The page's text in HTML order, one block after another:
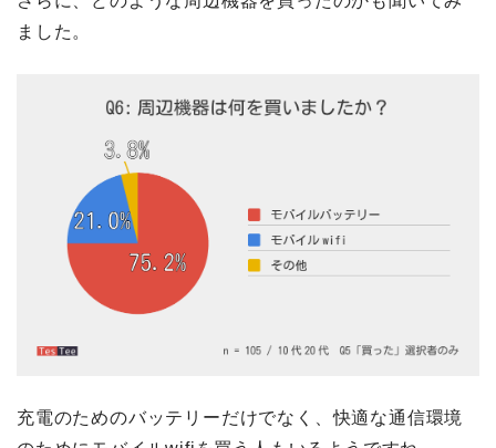
ました。
充電のためのバッテリーだけでなく、快適な通信環境